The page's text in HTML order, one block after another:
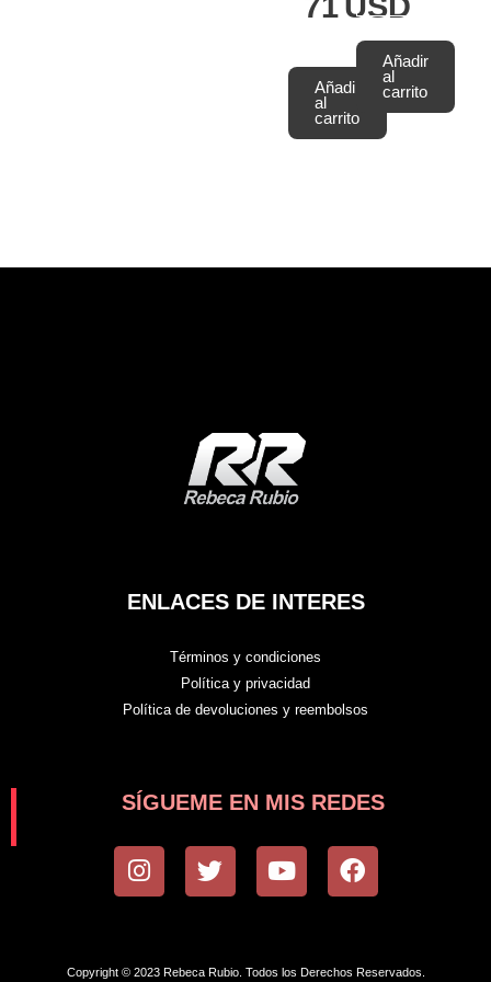
Añadir
al
carrito
Añadir
al
carrito
ENLACES DE INTERES
Términos y condiciones
Política y privacidad
Política de devoluciones y reembolsos
SÍGUEME EN MIS REDES
I
n
T
w
Y
o
F
a
Copyright © 2023 Rebeca Rubio. Todos los Derechos Reservados.